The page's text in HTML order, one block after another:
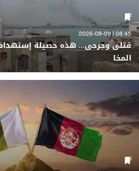
08:45 | 2026-08-09
قتلى وجرحى... هذه حصيلة إستهداف
المخا